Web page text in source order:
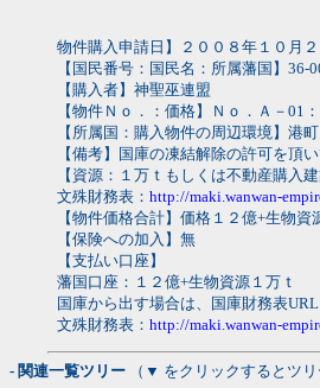
物件購入申請日】２００８年１０月２
【国民番号：国民名：所属藩国】36-
【購入者】神聖巫連盟
【物件Ｎｏ．：価格】Ｎｏ．Ａ－01
【所属国：購入物件の周辺環境】港町
【備考】国庫の凍結解除の許可を頂い
【資源：１万ｔもしくは不動産購入
文殊財務表： http://maki.wanwan-
【物件価格合計】価格１２億+生物資
【保険への加入】無
【支払い口座】
藩国口座：１２億+生物資源１万ｔ
国庫から出す場合は、国庫財務表URL
文殊財務表： http://maki.wanwan-
- 関連一覧ツリー （▼ をクリックするとツリ